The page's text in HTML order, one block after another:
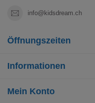
info@kidsdream.ch
Öffnungszeiten
Informationen
Mein Konto